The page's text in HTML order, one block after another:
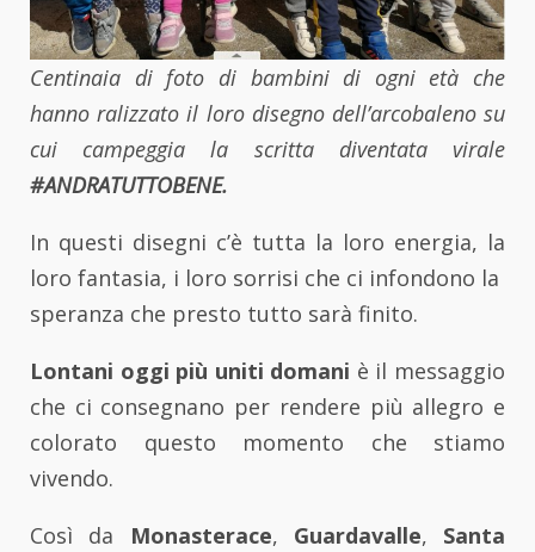
Centinaia di foto di bambini di ogni età che
hanno ralizzato il loro disegno dell’arcobaleno su
cui campeggia la scritta diventata virale
#ANDRATUTTOBENE.
In questi disegni c’è tutta la loro energia, la
loro fantasia, i loro sorrisi che ci infondono la
speranza che presto tutto sarà finito.
Lontani oggi più uniti domani è il messaggio
che ci consegnano per rendere più allegro e
colorato questo momento che stiamo
vivendo.
Così da
Monasterace, Guardavalle, Santa